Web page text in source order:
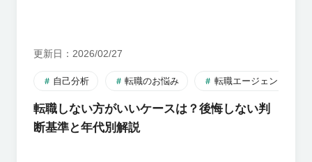
更新日 2026/02/27
自己分析 転職のお悩み 転職エージェント
転職しない方がいいケースは？後悔しない判
断基準と年代別解説